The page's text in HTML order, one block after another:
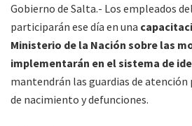
Gobierno de Salta.- Los empleados
participarán ese día en una
Ministerio de la Nación sobre las
implementarán en el sistema de
mantendrán las guardias de atención
de nacimiento y defunciones.